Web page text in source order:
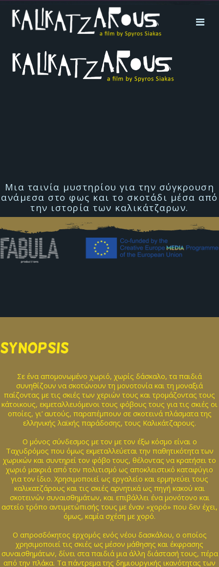
Μια ταινία μυστηρίου για την σύγκρουση
ανάμεσα στο φως και το σκοτάδι μέσα από
την ιστορία των καλικάτζαρων.
SYNOPSIS
Σε ένα απομονωμένο χωριό, χωρίς δάσκαλο, τα παιδιά
συνηθίζουν να σκοτώνουν τη μονοτονία και τη μοναξιά
παίζοντας με τις σκιές των χεριών τους και τρομάζοντας τους
κάτοικους, εκμεταλλευόμενοι τους φόβους τους για τις σκιές οι
οποίες, γι’ αυτούς, παραπέμπουν σε σκοτεινά πλάσματα της
ελληνικής λαϊκής παράδοσης, τους Καλικάτζαρους.
Ο μόνος σύνδεσμος με τον με τον έξω κόσμο είναι ο
Ταχυδρόμος που όμως εκμεταλλεύεται την παθητικότητα των
χωρικών και συντηρεί τον φόβο τους, θέλοντας να κρατήσει το
χωριό μακριά από τον πολιτισμό ως αποκλειστικό καταφύγιο
για τον ίδιο. Χρησιμοποιεί ως εργαλείο και ερμηνεύει τους
καλικατζάρους και τις σκιές αρνητικά ως πηγή κακού και
σκοτεινών συναισθημάτων, και επιβάλλει ένα μονότονο και
αστείο τρόπο αντιμετώπισής τους με έναν «χορό» που δεν έχει,
όμως, καμία σχέση με χορό.
Ο απροσδόκητος ερχομός ενός νέου δασκάλου, ο οποίος
χρησιμοποιεί τις σκιές ως μέσον μάθησης και έκφρασης
συναισθημάτων, δίνει στα παιδιά μια άλλη διάστασή τους, πέρα
από την πλάκα. Τα πάντρεμα της δημιουργικής ικανότητας των